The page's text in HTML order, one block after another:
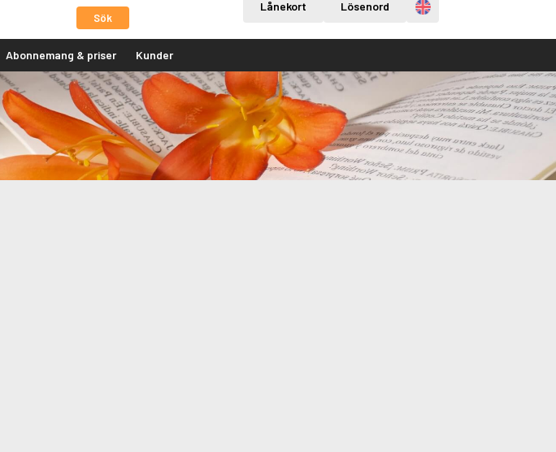
Sök
Lånekort Lösenord Engelska
Abonnemang & priser Kunder